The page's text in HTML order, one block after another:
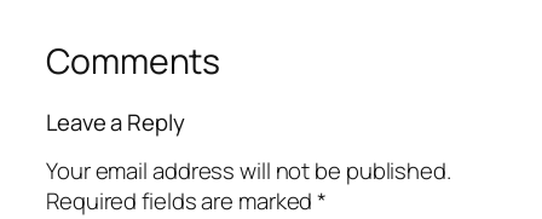
Comments
Leave a Reply
Your email address will not be published.
Required fields are marked*